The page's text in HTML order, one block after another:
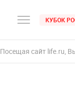
КУБОК
Посещая сайт life.ru,